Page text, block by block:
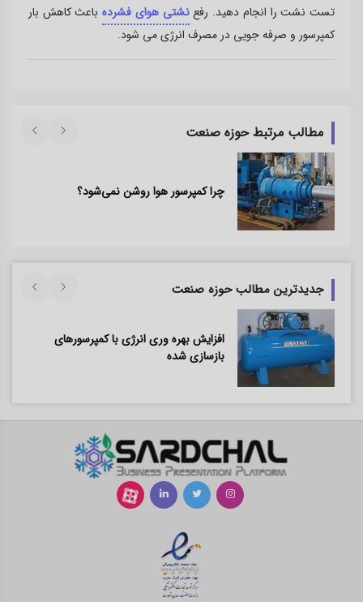
تست نشت را انجام دهید. رفعنشتی هوای فشردهباعث کاهش بار
کمپرسور و صرفه جویی در مصرف انرژی می شود.
مطالب مرتبط حوزه صنعت
چرا کمپرسور هوا روشن نمی‌شود؟
جدیدترین مطالب حوزه صنعت
افزایش بهره وری انرژی با کمپرسورهای
بازسازی شده